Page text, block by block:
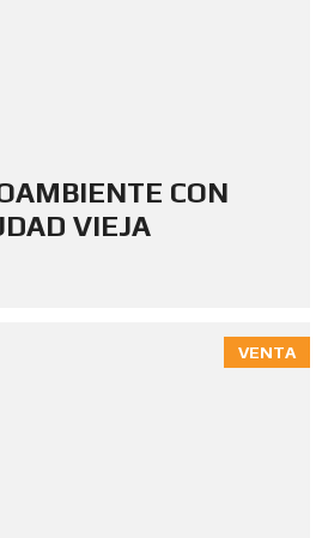
CON
VIEJA
VENTA